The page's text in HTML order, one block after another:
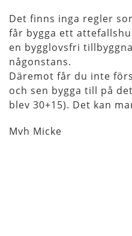
Det finns inga regler
får bygga ett
en bygglovsfri
någonstans.
Däremot får du inte
och sen bygga till på
blev 30+15). Det kan
Mvh Micke